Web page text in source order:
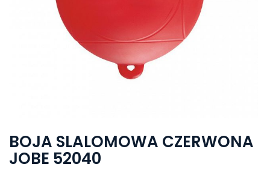
BOJA SLALOMOWA CZERWONA
JOBE 52040